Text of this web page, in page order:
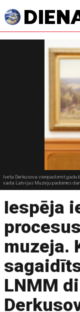
Iveta Derkusova vienpadsmit
vada Latvijas Muzeju padomes
Iespēja
muzeja.
LNMM